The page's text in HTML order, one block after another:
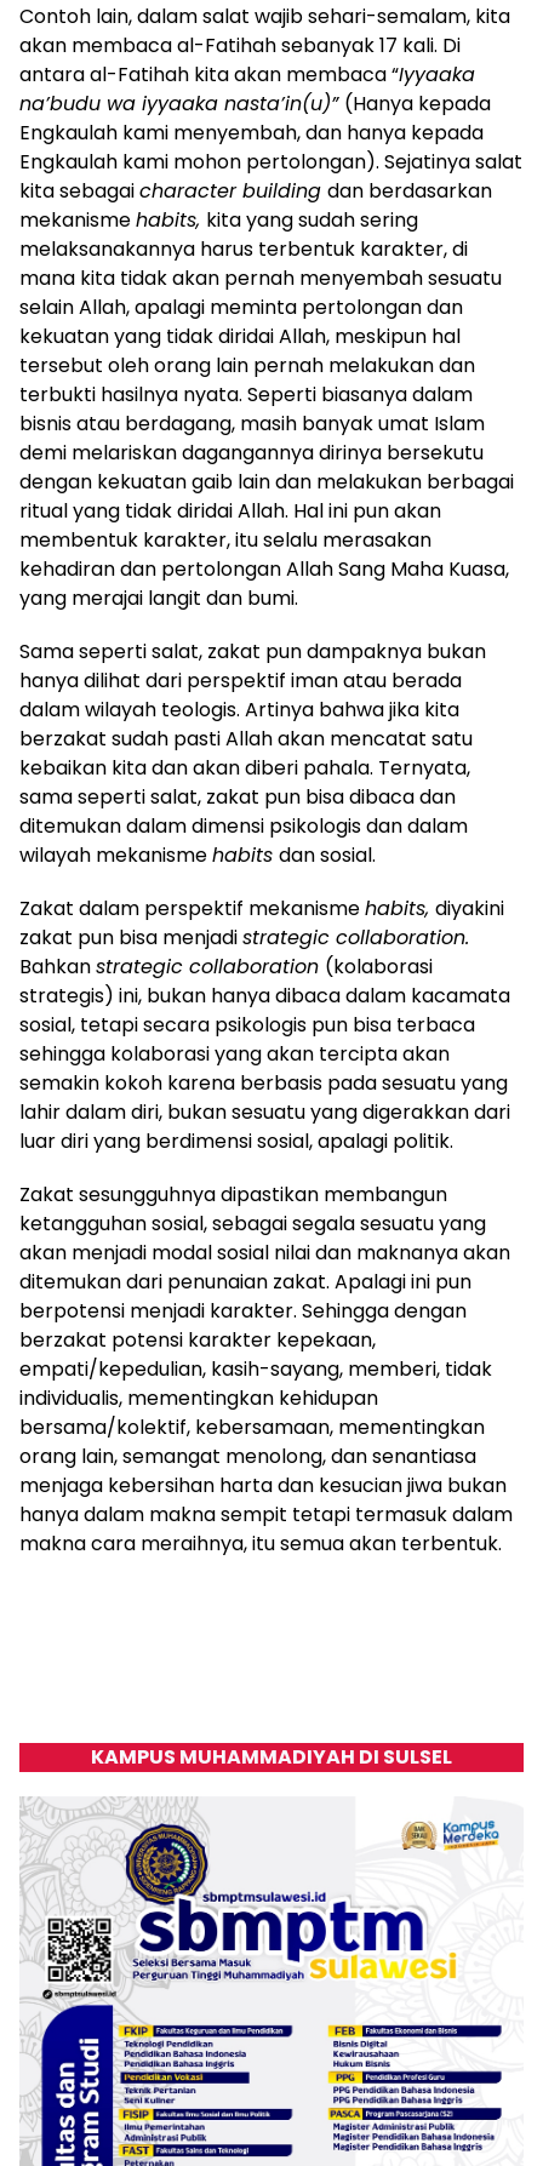
Contoh lain, dalam salat wajib sehari-semalam, kita
akan membaca al-Fatihah sebanyak 17 kali. Di
antara al-Fatihah kita akan membaca “Iyyaaka
na’budu wa iyyaaka nasta’in(u)” (Hanya kepada
Engkaulah kami menyembah, dan hanya kepada
Engkaulah kami mohon pertolongan). Sejatinya salat
kita sebagaicharacter building dan berdasarkan
mekanismehabits, kita yang sudah sering
melaksanakannya harus terbentuk karakter, di
mana kita tidak akan pernah menyembah sesuatu
selain Allah, apalagi meminta pertolongan dan
kekuatan yang tidak diridai Allah, meskipun hal
tersebut oleh orang lain pernah melakukan dan
terbukti hasilnya nyata. Seperti biasanya dalam
bisnis atau berdagang, masih banyak umat Islam
demi melariskan dagangannya dirinya bersekutu
dengan kekuatan gaib lain dan melakukan berbagai
ritual yang tidak diridai Allah. Hal ini pun akan
membentuk karakter, itu selalu merasakan
kehadiran dan pertolongan Allah Sang Maha Kuasa,
yang merajai langit dan bumi.
Sama seperti salat, zakat pun dampaknya bukan
hanya dilihat dari perspektif iman atau berada
dalam wilayah teologis. Artinya bahwa jika kita
berzakat sudah pasti Allah akan mencatat satu
kebaikan kita dan akan diberi pahala. Ternyata,
sama seperti salat, zakat pun bisa dibaca dan
ditemukan dalam dimensi psikologis dan dalam
wilayah mekanismehabits dan sosial.
Zakat dalam perspektif mekanismehabits, diyakini
zakat pun bisa menjadistrategic collaboration.
Bahkanstrategic collaboration (kolaborasi
strategis) ini, bukan hanya dibaca dalam kacamata
sosial, tetapi secara psikologis pun bisa terbaca
sehingga kolaborasi yang akan tercipta akan
semakin kokoh karena berbasis pada sesuatu yang
lahir dalam diri, bukan sesuatu yang digerakkan dari
luar diri yang berdimensi sosial, apalagi politik.
Zakat sesungguhnya dipastikan membangun
ketangguhan sosial, sebagai segala sesuatu yang
akan menjadi modal sosial nilai dan maknanya akan
ditemukan dari penunaian zakat. Apalagi ini pun
berpotensi menjadi karakter. Sehingga dengan
berzakat potensi karakter kepekaan,
empati/kepedulian, kasih-sayang, memberi, tidak
individualis, mementingkan kehidupan
bersama/kolektif, kebersamaan, mementingkan
orang lain, semangat menolong, dan senantiasa
menjaga kebersihan harta dan kesucian jiwa bukan
hanya dalam makna sempit tetapi termasuk dalam
makna cara meraihnya, itu semua akan terbentuk.
KAMPUS MUHAMMADIYAH DI SULSEL